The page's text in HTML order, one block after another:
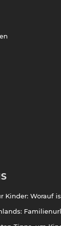
Kinder: Worauf